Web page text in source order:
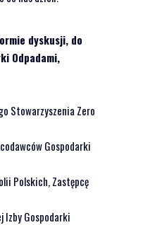
dyskusji, do
Odpadami,
Stowarzyszenia Zero
Gospodarki
Polskich, Zastępcę
Izby Gospodarki